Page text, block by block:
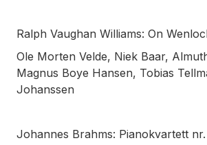
Ralph Vaughan Williams: On
Ole Morten Velde, Niek Baar,
Magnus Boye Hansen, Tobias
Johanssen
Johannes Brahms: Pianokvartett